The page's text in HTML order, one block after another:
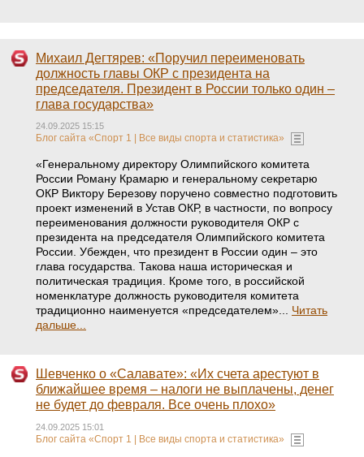
Михаил Дегтярев: «Поручил переименовать
должность главы ОКР с президента на
председателя. Президент в России только один –
глава государства»
24.09.2025 15:15
Блог сайта «Спорт 1 | Все виды спорта и статистика»
«Генеральному директору Олимпийского комитета
России Роману Крамарю и генеральному секретарю
ОКР Виктору Березову поручено совместно подготовить
проект изменений в Устав ОКР, в частности, по вопросу
переименования должности руководителя ОКР с
президента на председателя Олимпийского комитета
России. Убежден, что президент в России один – это
глава государства. Такова наша историческая и
политическая традиция. Кроме того, в российской
номенклатуре должность руководителя комитета
традиционно наименуется «председателем»... Читать
дальше...
Шевченко о «Салавате»: «Их счета арестуют в
ближайшее время – налоги не выплачены, денег
не будет до февраля. Все очень плохо»
24.09.2025 15:01
Блог сайта «Спорт 1 | Все виды спорта и статистика»